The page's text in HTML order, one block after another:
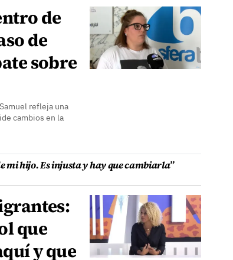
de
de
sobre
refleja una
cambios en la
mi hijo. Es injusta y hay que cambiarla”
que
y que